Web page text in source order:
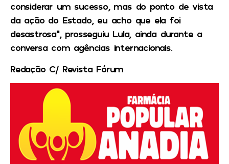
considerar um sucesso, mas do ponto de vista
da ação do Estado, eu acho que ela foi
desastrosa”, prosseguiu Lula, ainda durante a
conversa com agências internacionais.
Redação C/ Revista Fórum